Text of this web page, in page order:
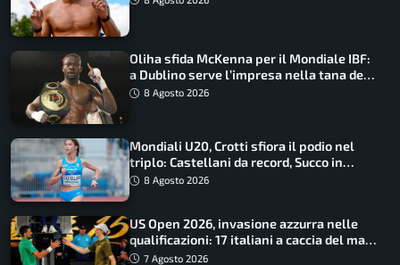
Oliha sfida McKenna per il Mondiale IBF:
a Dublino serve l’impresa nella tana del
lupo8 Agosto 2026
Mondiali U20, Crotti sfiora il podio nel
triplo: Castellani da record, Succo in
finale
8 Agosto 2026
US Open 2026, invasione azzurra nelle
qualificazioni: 17 italiani a caccia del main
draw7 Agosto 2026